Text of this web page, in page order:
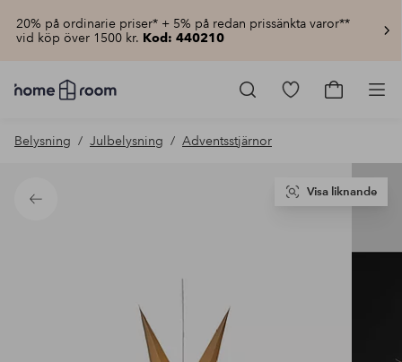
20% på ordinarie priser* + 5% på redan prissänkta varor**
vid köp över 1500 kr. Kod: 440210
Homeroom
–
hemmet
pris
Gå
Gå
Belysning Julbelysning Adventsstjärnor
Tillbaka
Visa liknande